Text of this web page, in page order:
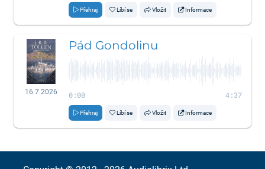
Přehraj Líbí se Vložit Informace
16.7.2026
Pád Gondolinu
0:00 4:37
Přehraj Líbí se Vložit Informace